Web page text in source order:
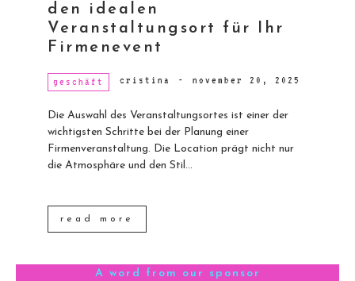
den idealen
Veranstaltungsort für Ihr
Firmenevent
geschäft cristina - november 20, 2025
Die Auswahl des Veranstaltungsortes ist einer der
wichtigsten Schritte bei der Planung einer
Firmenveranstaltung. Die Location prägt nicht nur
die Atmosphäre und den Stil...
read more
A word from our sponsor